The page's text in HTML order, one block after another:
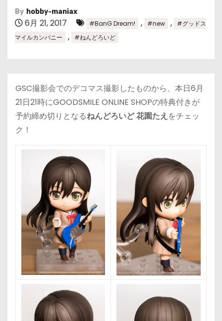
By hobby-maniax
6月 21, 2017 #BanG Dream! , #new ,
#グッドス
マイルカンパニー
, #ねんどろいど
GSC撮影会でのデコマス撮影したものから、本日6月
21日21時にGOODSMILE ONLINE SHOPの特典付きが
予約締め切りとなるねんどろいど 花園たえをチェッ
ク！